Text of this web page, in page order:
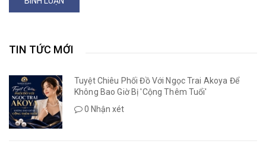
TIN TỨC MỚI
Tuyệt Chiêu Phối Đồ Với Ngọc Trai Akoya Để
Không Bao Giờ Bị 'Cộng Thêm Tuổi'
0 Nhận xét